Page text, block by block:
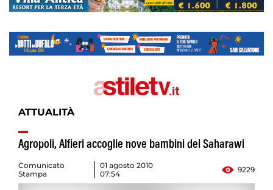
ATTUALITÀ
Agropoli, Alfieri accoglie nove bambini del Saharawi
Comunicato
Stampa
01 agosto 2010
07:54
9229